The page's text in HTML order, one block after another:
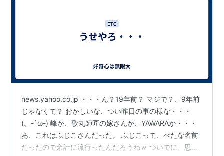
news.yahoo.co.jp ・・・ん？19年前？ マジで？、9年前
じゃなくて？ おかしいな、つい昨日の事の様な・・・
(。-`ω-) 峰か、歌丸師匠の嫁さんか、YAWARAか・・・
あ、これはふじこさんだった。 ふじこって、べたな名前
だったので余計に流行ったんだろうねｗ ついでに、思い